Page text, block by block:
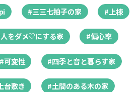
#三三七拍子の家 #上棟
をダメ♡にする家 #偏心率
#可変性 #四季と音と暮らす家
台敷き #土間のある木の家